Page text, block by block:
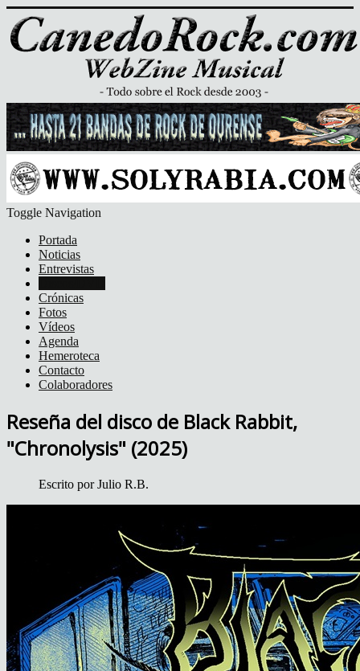
Toggle Navigation
Portada
Noticias
Entrevistas
Crónicas
Fotos
Vídeos
Agenda
Hemeroteca
Contacto
Colaboradores
Reseña del disco de Black Rabbit,
"Chronolysis" (2025)
Escrito porJulio R.B.